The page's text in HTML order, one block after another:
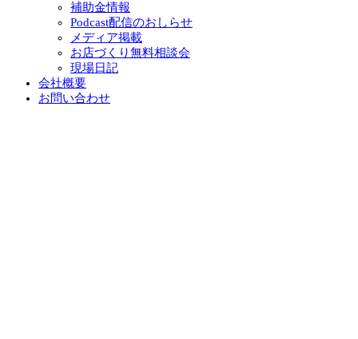
補助金情報
Podcast配信のおしらせ
メディア掲載
お店づくり無料相談会
現場日記
会社概要
お問い合わせ